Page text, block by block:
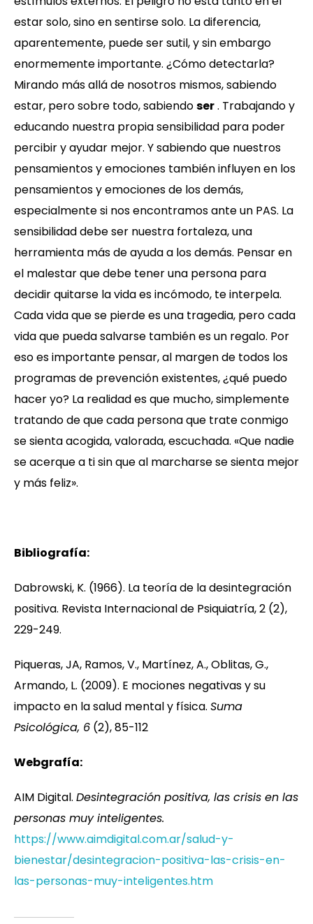
estar solo, sino en sentirse solo. La diferencia,
aparentemente, puede ser sutil, y sin embargo
enormemente importante. ¿Cómo detectarla?
Mirando más allá de nosotros mismos, sabiendo
estar, pero sobre todo, sabiendoser. Trabajando y
educando nuestra propia sensibilidad para poder
percibir y ayudar mejor. Y sabiendo que nuestros
pensamientos y emociones también influyen en los
pensamientos y emociones de los demás,
especialmente si nos encontramos ante un PAS. La
sensibilidad debe ser nuestra fortaleza, una
herramienta más de ayuda a los demás. Pensar en
el malestar que debe tener una persona para
decidir quitarse la vida es incómodo, te interpela.
Cada vida que se pierde es una tragedia, pero cada
vida que pueda salvarse también es un regalo. Por
eso es importante pensar, al margen de todos los
programas de prevención existentes, ¿qué puedo
hacer yo? La realidad es que mucho, simplemente
tratando de que cada persona que trate conmigo
se sienta acogida, valorada, escuchada. «Que nadie
se acerque a ti sin que al marcharse se sienta mejor
y más feliz».
Bibliografía:
Dabrowski, K. (1966). La teoría de la desintegración
positiva. Revista Internacional de Psiquiatría, 2 (2),
229-249.
Piqueras, JA, Ramos, V., Martínez, A., Oblitas, G.,
Armando, L. (2009). E mociones negativas y su
impacto en la salud mental y física. Suma
Psicológica, 6 (2), 85-112
Webgrafía:
AIM Digital. Desintegración positiva, las crisis en las
personas muy inteligentes.
https://www.aimdigital.com.ar/salud-y-
bienestar/desintegracion-positiva-las-crisis-en-
las-personas-muy-inteligentes.htm